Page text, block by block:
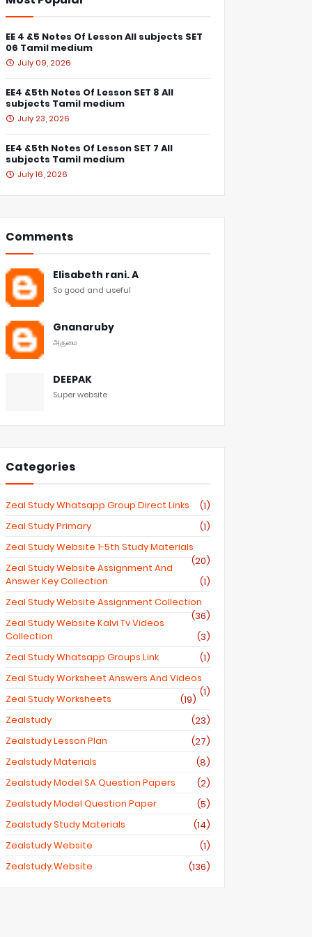
EE 4 &5 Notes Of Lesson All subjects SET
06 Tamil medium
July 09, 2026
EE4 &5th Notes Of Lesson SET 8 All
subjects Tamil medium
July 23, 2026
EE4 &5th Notes Of Lesson SET 7 All
subjects Tamil medium
July 16, 2026
Comments
Elisabeth rani. A
So good and useful
Gnanaruby
அருமை
DEEPAK
Super website
Categories
Zeal Study Whatsapp Group Direct Links
(1)
Zeal Study Primary
(1)
Zeal Study Website 1-5th Study Materials
(20)
Zeal Study Website Assignment And
Answer Key Collection
(1)
Zeal Study Website Assignment Collection
(36)
Zeal Study Website Kalvi Tv Videos
Collection
(3)
Zeal Study Whatsapp Groups Link
(1)
Zeal Study Worksheet Answers And Videos
(1)
Zeal Study Worksheets
(19)
Zealstudy
(23)
Zealstudy Lesson Plan
(27)
Zealstudy Materials
(8)
Zealstudy Model SA Question Papers
(2)
Zealstudy Model Question Paper
(5)
Zealstudy Study Materials
(14)
Zealstudy Website
(1)
Zealstudy.website
(136)